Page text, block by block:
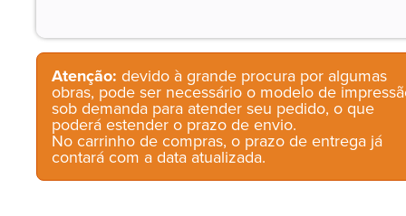
Atenção: devido à grande procura por algumas
obras, pode ser necessário o modelo de
sob demanda para atender seu pedido, o que
poderá estender o prazo de envio.
No carrinho de compras, o prazo de entrega já
contará com a data atualizada.